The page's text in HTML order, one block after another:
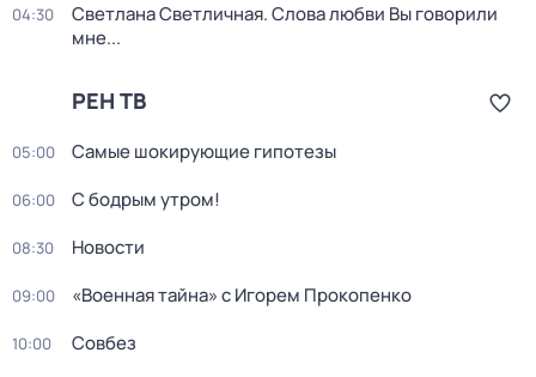
04:30
Светлана Светличная. Слова любви Вы говорили
мне...
РЕН ТВ
05:00 Самые шoкиpующие гипотезы
06:00 С бодрым утром!
08:30 Новости
09:00 «Военная тайна» с Игорем Прокопенко
10:00 Совбез